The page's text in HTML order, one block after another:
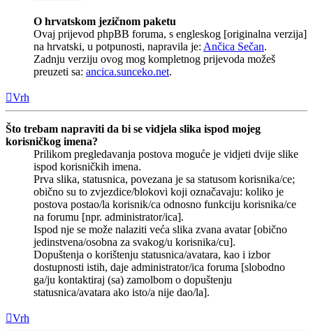
O hrvatskom jezičnom paketu
Ovaj prijevod phpBB foruma, s engleskog [originalna verzija]
na hrvatski, u potpunosti, napravila je: Ančica Sečan.
Zadnju verziju ovog mog kompletnog prijevoda možeš
preuzeti sa: ancica.sunceko.net.
Vrh
Što trebam napraviti da bi se vidjela slika ispod mojeg
korisničkog imena?
Prilikom pregledavanja postova moguće je vidjeti dvije slike
ispod korisničkih imena.
Prva slika, statusnica, povezana je sa statusom korisnika/ce;
obično su to zvjezdice/blokovi koji označavaju: koliko je
postova postao/la korisnik/ca odnosno funkciju korisnika/ce
na forumu [npr. administrator/ica].
Ispod nje se može nalaziti veća slika zvana avatar [obično
jedinstvena/osobna za svakog/u korisnika/cu].
Dopuštenja o korištenju statusnica/avatara, kao i izbor
dostupnosti istih, daje administrator/ica foruma [slobodno
ga/ju kontaktiraj (sa) zamolbom o dopuštenju
statusnica/avatara ako isto/a nije dao/la].
Vrh